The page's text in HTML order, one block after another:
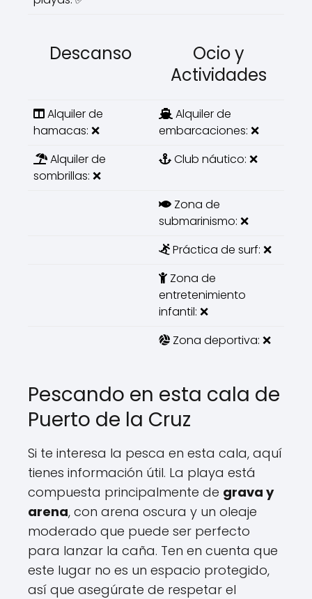
Descanso
Ocio y
Actividades
Alquiler de
hamacas: ❌
Alquiler de
embarcaciones: ❌
Alquiler de
sombrillas: ❌
Club náutico: ❌
Zona de
submarinismo: ❌
Práctica de surf: ❌
Zona de
entretenimiento
infantil: ❌
Zona deportiva: ❌
Pescando en esta cala de
Puerto de la Cruz
Si te interesa la pesca en esta cala, aquí
tienes información útil. La playa está
compuesta principalmente de grava y
arena, con arena oscura y un oleaje
moderado que puede ser perfecto
para lanzar la caña. Ten en cuenta que
este lugar no es un espacio protegido,
así que asegúrate de respetar el